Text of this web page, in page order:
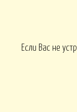
Если Вас не